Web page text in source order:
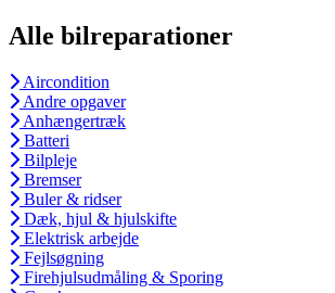
Alle bilreparationer
Aircondition
Andre opgaver
Anhængertræk
Batteri
Bilpleje
Bremser
Buler & ridser
Dæk, hjul & hjulskifte
Elektrisk arbejde
Fejlsøgning
Firehjulsudmåling & Sporing